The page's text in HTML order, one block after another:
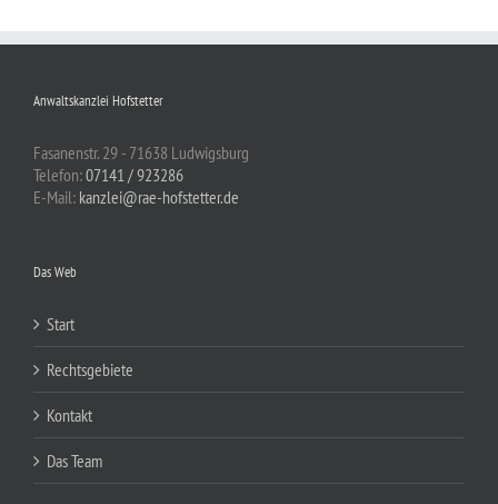
Anwaltskanzlei Hofstetter
Fasanenstr. 29 - 71638 Ludwigsburg
Telefon:07141 / 923286
E-Mail: kanzlei@rae-hofstetter.de
Das Web
Start
Rechtsgebiete
Kontakt
Das Team